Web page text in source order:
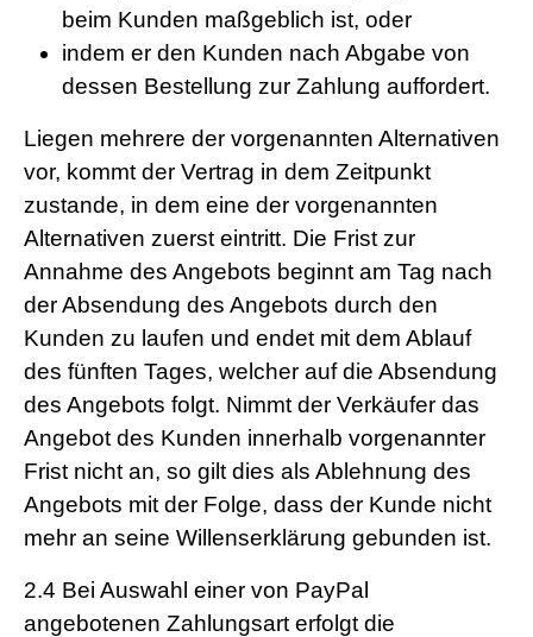
beim Kunden maßgeblich ist, oder
indem er den Kunden nach Abgabe von
dessen Bestellung zur Zahlung auffordert.
Liegen mehrere der vorgenannten Alternativen
vor, kommt der Vertrag in dem Zeitpunkt
zustande, in dem eine der vorgenannten
Alternativen zuerst eintritt. Die Frist zur
Annahme des Angebots beginnt am Tag nach
der Absendung des Angebots durch den
Kunden zu laufen und endet mit dem Ablauf
des fünften Tages, welcher auf die Absendung
des Angebots folgt. Nimmt der Verkäufer das
Angebot des Kunden innerhalb vorgenannter
Frist nicht an, so gilt dies als Ablehnung des
Angebots mit der Folge, dass der Kunde nicht
mehr an seine Willenserklärung gebunden ist.
2.4 Bei Auswahl einer von PayPal
angebotenen Zahlungsart erfolgt die